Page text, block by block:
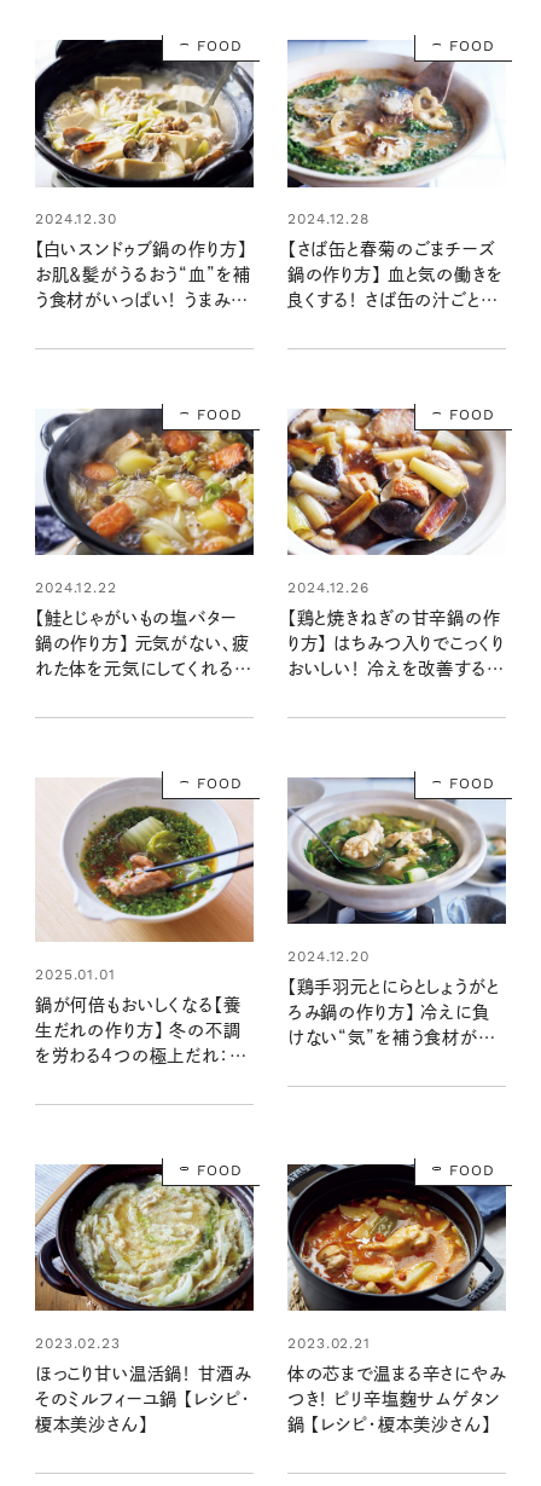
FOOD
2024.12.30
【白いスンドゥブ鍋の作り方】
お肌＆髪がうるおう“血”を補
う食材がいっぱい！ うまみで
ピ・齋藤菜々子さん
FOOD
2024.12.28
【さば缶と春菊のごまチーズ
鍋の作り方】 血と気の働きを
良くする！ さば缶の汁ごと入
ピ・齋藤菜々子さん
FOOD
2024.12.22
【鮭とじゃがいもの塩バター
鍋の作り方】 元気がない、疲
れた体を元気にしてくれる食
菜々子さん
FOOD
2024.12.26
【鶏と焼きねぎの甘辛鍋の作
り方】 はちみつ入りでこっくり
おいしい！ 冷えを改善する鶏
藤菜々子さん
FOOD
2025.01.01
鍋が何倍もおいしくなる【養
生だれの作り方】 冬の不調
を労わる４つの極上だれ：レ
FOOD
2024.12.20
【鶏手羽元とにらとしょうがと
ろみ鍋の作り方】 冷えに負
けない“気”を補う食材がた
ん
FOOD
2023.02.23
ほっこり甘い温活鍋！ 甘酒み
そのミルフィーユ鍋 【レシピ・
榎本美沙さん】
FOOD
2023.02.21
体の芯まで温まる辛さにやみ
つき！ ピリ辛塩麴サムゲタン
鍋 【レシピ・榎本美沙さん】